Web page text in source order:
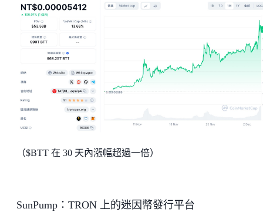
（$BTT 在 30 天內漲幅超過一倍）
SunPump：TRON 上的迷因幣發行平台